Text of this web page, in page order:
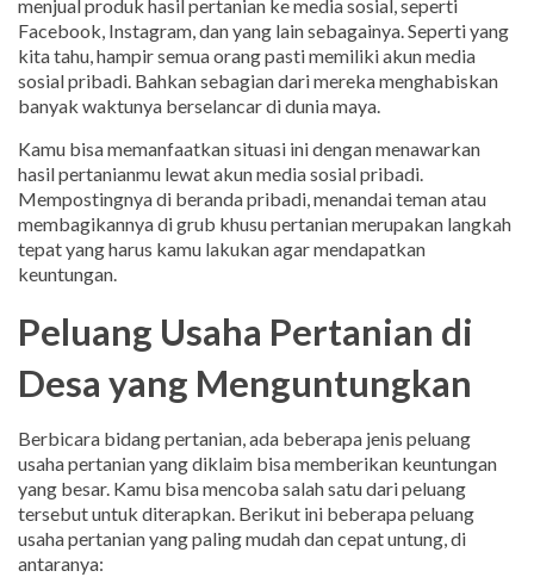
menjual produk hasil pertanian ke media sosial, seperti
Facebook, Instagram, dan yang lain sebagainya. Seperti yang
kita tahu, hampir semua orang pasti memiliki akun media
sosial pribadi. Bahkan sebagian dari mereka menghabiskan
banyak waktunya berselancar di dunia maya.
Kamu bisa memanfaatkan situasi ini dengan menawarkan
hasil pertanianmu lewat akun media sosial pribadi.
Mempostingnya di beranda pribadi, menandai teman atau
membagikannya di grub khusu pertanian merupakan langkah
tepat yang harus kamu lakukan agar mendapatkan
keuntungan.
Peluang Usaha Pertanian di
Desa yang Menguntungkan
Berbicara bidang pertanian, ada beberapa jenis peluang
usaha pertanian yang diklaim bisa memberikan keuntungan
yang besar. Kamu bisa mencoba salah satu dari peluang
tersebut untuk diterapkan. Berikut ini beberapa peluang
usaha pertanian yang paling mudah dan cepat untung, di
antaranya: